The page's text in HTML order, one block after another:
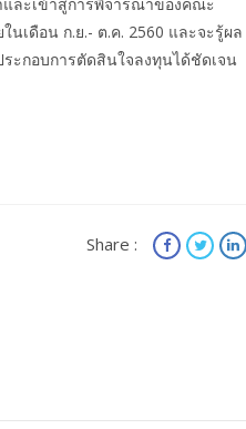
เดือน ก.ย.- ต.ค. 2560 และจะรู้ผล
ะกอบการตัดสินใจลงทุนได้ชัดเจน
Share :